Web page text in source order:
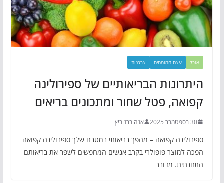
אוכל עצת המומחים צרכנות
היתרונות הבריאותיים של ספירולינה
קפואה, פטל שחור ומתכונים בריאים
30 בספטמבר 2025 אנה ברנוביץ
ספירולינה קפואה – מהפך בריאותי במטבח שלך ספירולינה קפואה
הפכה למוצר פופולרי בקרב אנשים המחפשים לשפר את בריאותם
התזונתית. מדובר